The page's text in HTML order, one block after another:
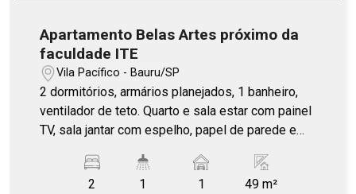
Apartamento Belas Artes próximo da
faculdade ITE
Vila Pacífico - Bauru/SP
2 dormitórios, armários planejados, 1 banheiro,
ventilador de teto. Quarto e sala estar com painel
TV, sala jantar com espelho, papel de parede e
playground, mercadinho.
2
1 1 49 m²